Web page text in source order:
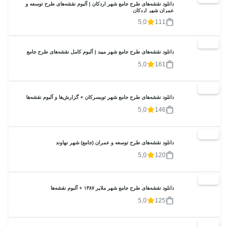
دانلود نقشه‌های طرح جامع شهر اردکان | آلبوم نقشه‌های طرح توسعه و
عمران شهر اردکان
111
5,0
دانلود نقشه‌های طرح جامع شهر میبد | آلبوم کامل نقشه‌های طرح جامع
161
5,0
دانلود نقشه‌های طرح جامع شهر تویسرکان + گزارش‌ها و آلبوم نقشه‌ها
146
5,0
دانلود نقشه‌های طرح توسعه و عمران (جامع) شهر نهاوند
120
5,0
دانلود نقشه‌های طرح جامع شهر ملایر ۱۳۸۷ + آلبوم نقشه‌ها
125
5,0